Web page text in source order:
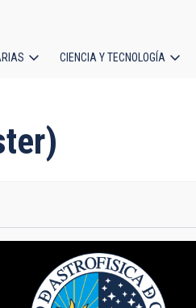
CIENCIA Y TECNOLOGÍA